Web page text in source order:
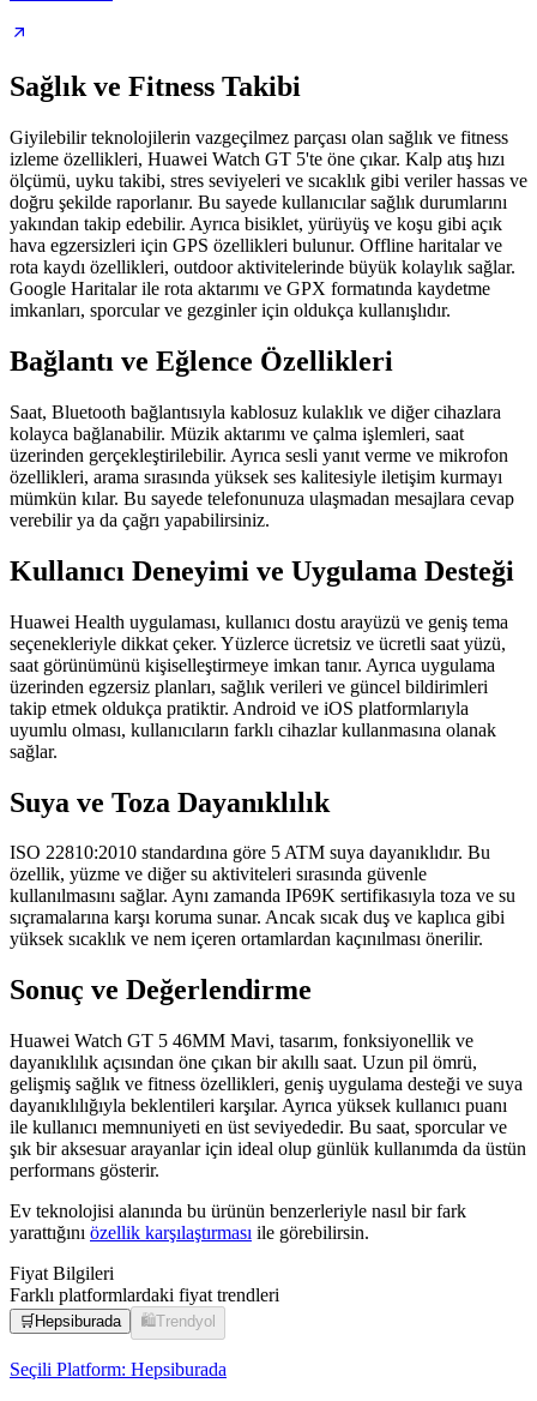
Sağlık ve Fitness Takibi
Giyilebilir teknolojilerin vazgeçilmez parçası olan sağlık ve fitness
izleme özellikleri, Huawei Watch GT 5'te öne çıkar. Kalp atış hızı
ölçümü, uyku takibi, stres seviyeleri ve sıcaklık gibi veriler hassas ve
doğru şekilde raporlanır. Bu sayede kullanıcılar sağlık durumlarını
yakından takip edebilir. Ayrıca bisiklet, yürüyüş ve koşu gibi açık
hava egzersizleri için GPS özellikleri bulunur. Offline haritalar ve
rota kaydı özellikleri, outdoor aktivitelerinde büyük kolaylık sağlar.
Google Haritalar ile rota aktarımı ve GPX formatında kaydetme
imkanları, sporcular ve gezginler için oldukça kullanışlıdır.
Bağlantı ve Eğlence Özellikleri
Saat, Bluetooth bağlantısıyla kablosuz kulaklık ve diğer cihazlara
kolayca bağlanabilir. Müzik aktarımı ve çalma işlemleri, saat
üzerinden gerçekleştirilebilir. Ayrıca sesli yanıt verme ve mikrofon
özellikleri, arama sırasında yüksek ses kalitesiyle iletişim kurmayı
mümkün kılar. Bu sayede telefonunuza ulaşmadan mesajlara cevap
verebilir ya da çağrı yapabilirsiniz.
Kullanıcı Deneyimi ve Uygulama Desteği
Huawei Health uygulaması, kullanıcı dostu arayüzü ve geniş tema
seçenekleriyle dikkat çeker. Yüzlerce ücretsiz ve ücretli saat yüzü,
saat görünümünü kişiselleştirmeye imkan tanır. Ayrıca uygulama
üzerinden egzersiz planları, sağlık verileri ve güncel bildirimleri
takip etmek oldukça pratiktir. Android ve iOS platformlarıyla
uyumlu olması, kullanıcıların farklı cihazlar kullanmasına olanak
sağlar.
Suya ve Toza Dayanıklılık
ISO 22810:2010 standardına göre 5 ATM suya dayanıklıdır. Bu
özellik, yüzme ve diğer su aktiviteleri sırasında güvenle
kullanılmasını sağlar. Aynı zamanda IP69K sertifikasıyla toza ve su
sıçramalarına karşı koruma sunar. Ancak sıcak duş ve kaplıca gibi
yüksek sıcaklık ve nem içeren ortamlardan kaçınılması önerilir.
Sonuç ve Değerlendirme
Huawei Watch GT 5 46MM Mavi, tasarım, fonksiyonellik ve
dayanıklılık açısından öne çıkan bir akıllı saat. Uzun pil ömrü,
gelişmiş sağlık ve fitness özellikleri, geniş uygulama desteği ve suya
dayanıklılığıyla beklentileri karşılar. Ayrıca yüksek kullanıcı puanı
ile kullanıcı memnuniyeti en üst seviyededir. Bu saat, sporcular ve
şık bir aksesuar arayanlar için ideal olup günlük kullanımda da üstün
performans gösterir.
Ev teknolojisi alanında bu ürünün benzerleriyle nasıl bir fark
yarattığını özellik karşılaştırması ile görebilirsin.
Fiyat Bilgileri
Farklı platformlardaki fiyat trendleri
🛒 Hepsiburada 🛍️Trendyol
Seçili Platform: Hepsiburada